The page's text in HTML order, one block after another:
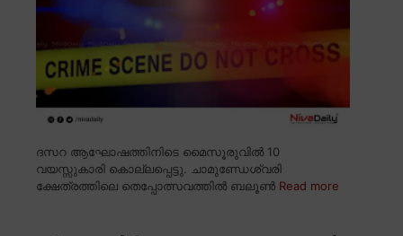
ദസറ ആഘോഷത്തിനിടെ മൈസൂരുവിൽ 10
വയസ്സുകാരി കൊല്ലപ്പെട്ടു. ചാമുണ്ഡേശ്വരി
ക്ഷേത്രത്തിലെ തെപ്പോത്സവത്തിൽ ബലൂൺ Read more